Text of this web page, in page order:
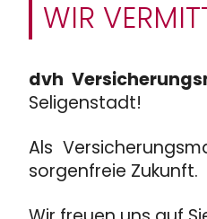
WIR
dvh
Seligenstadt!
Als
sorgenfreie Zukunft.